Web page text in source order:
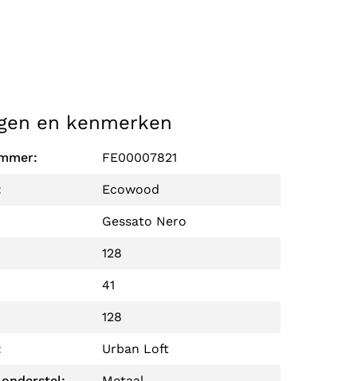
en kenmerken
FE00007821
Ecowood
Gessato Nero
128
41
128
Urban Loft